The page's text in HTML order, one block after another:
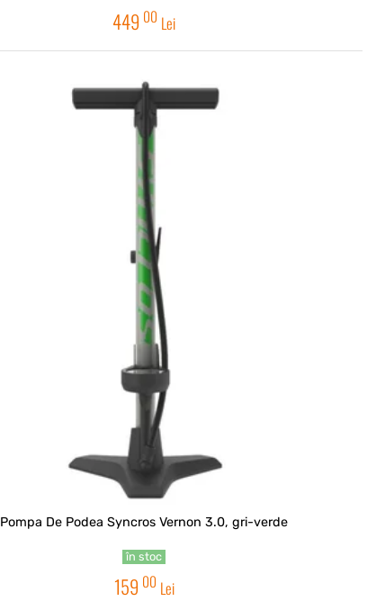
449 00 Lei
Pompa De Podea Syncros Vernon 3.0, gri-verde
în stoc
159 00 Lei